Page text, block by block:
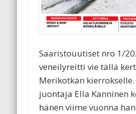
Saaristouutiset nro 1/
veneilyreitti vie tällä
Merikotkan kierrokselle.
juontaja Ella Kanninen
hänen viime vuonna